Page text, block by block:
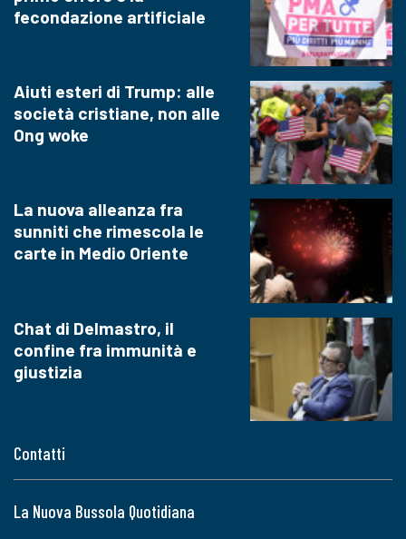
Contatti
La Nuova Bussola Quotidiana
fecondazione artificiale
Aiuti esteri di Trump: alle
società cristiane, non alle
Ong woke
La nuova alleanza fra
sunniti che rimescola le
carte in Medio Oriente
Chat di Delmastro, il
confine fra immunità e
giustizia